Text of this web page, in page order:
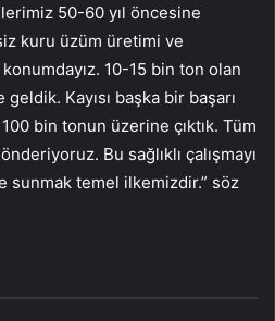
50-60 yıl öncesine
kuru üzüm üretimi ve
10-15 bin ton olan
Kayısı başka bir başarı
bin tonun üzerine çıktık. Tüm
Bu sağlıklı çalışmayı
sunmak temel ilkemizdir.” söz